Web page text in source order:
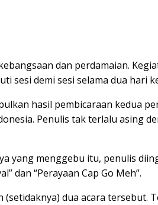
dan perdamaian.
sesi demi sesi selama dua hari
hasil pembicaraan kedua
Penulis tak terlalu asing
yang menggebu itu, penulis
dan “Perayaan Cap Go Meh”.
dua acara tersebut.